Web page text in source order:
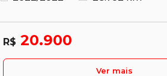
R$ 20.900
Ver mais